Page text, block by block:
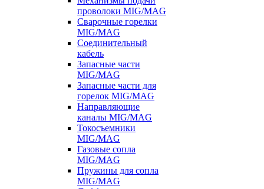
проволоки MIG/MAG
Сварочные горелки
MIG/MAG
Соединительный
кабель
Запасные части
MIG/MAG
Запасные части для
горелок MIG/MAG
Направляющие
каналы MIG/MAG
Токосъемники
MIG/MAG
Газовые сопла
MIG/MAG
Пружины для сопла
MIG/MAG